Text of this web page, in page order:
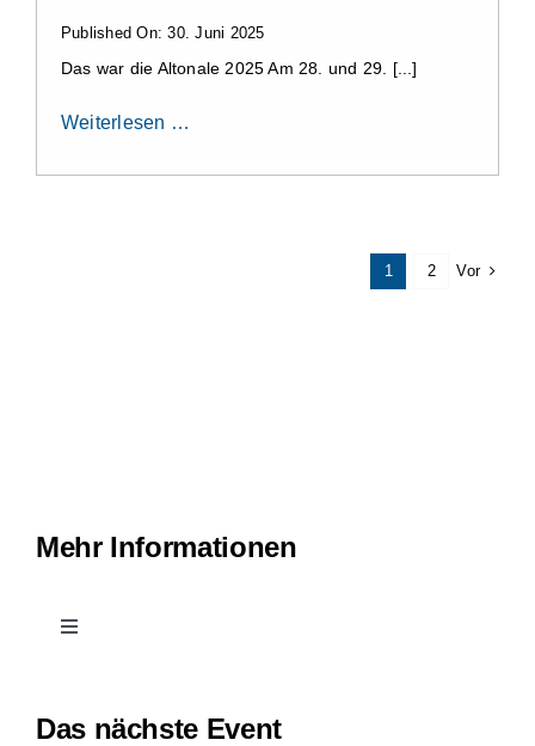
Published On: 30. Juni 2025
Das war die Altonale 2025 Am 28. und 29. [...]
Weiterlesen …
1 2 Vor
Mehr Informationen
Toggle
Das nächste Event